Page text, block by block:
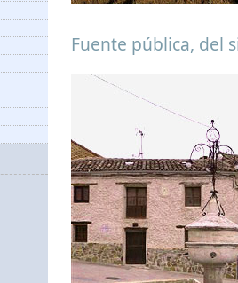
Fuente pública, del